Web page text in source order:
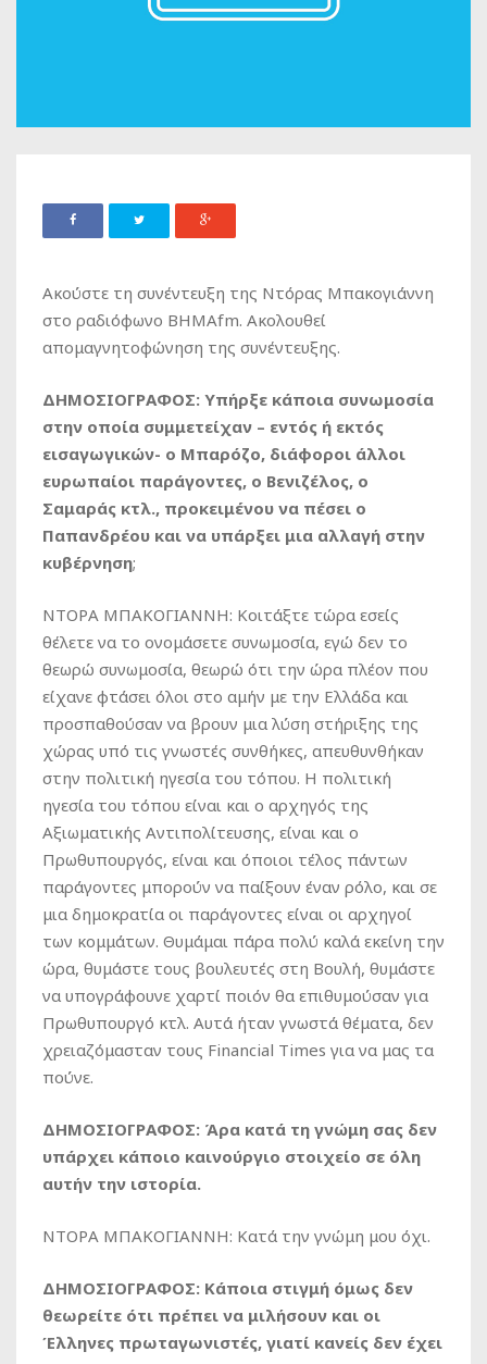
Ακούστε τη συνέντευξη της Ντόρας Μπακογιάννη
στο ραδιόφωνο ΒΗΜΑfm. Ακολουθεί
απομαγνητοφώνηση της συνέντευξης.
ΔΗΜΟΣΙΟΓΡΑΦΟΣ: Υπήρξε κάποια συνωμοσία
στην οποία συμμετείχαν – εντός ή εκτός
εισαγωγικών- ο Μπαρόζο, διάφοροι άλλοι
ευρωπαίοι παράγοντες, ο Βενιζέλος, ο
Σαμαράς κτλ., προκειμένου να πέσει ο
Παπανδρέου και να υπάρξει μια αλλαγή στην
κυβέρνηση;
ΝΤΟΡΑ ΜΠΑΚΟΓΙΑΝΝΗ: Κοιτάξτε τώρα εσείς
θέλετε να το ονομάσετε συνωμοσία, εγώ δεν το
θεωρώ συνωμοσία, θεωρώ ότι την ώρα πλέον που
είχανε φτάσει όλοι στο αμήν με την Ελλάδα και
προσπαθούσαν να βρουν μια λύση στήριξης της
χώρας υπό τις γνωστές συνθήκες, απευθυνθήκαν
στην πολιτική ηγεσία του τόπου. Η πολιτική
ηγεσία του τόπου είναι και ο αρχηγός της
Αξιωματικής Αντιπολίτευσης, είναι και ο
Πρωθυπουργός, είναι και όποιοι τέλος πάντων
παράγοντες μπορούν να παίξουν έναν ρόλο, και σε
μια δημοκρατία οι παράγοντες είναι οι αρχηγοί
των κομμάτων. Θυμάμαι πάρα πολύ καλά εκείνη την
ώρα, θυμάστε τους βουλευτές στη Βουλή, θυμάστε
να υπογράφουνε χαρτί ποιόν θα επιθυμούσαν για
Πρωθυπουργό κτλ. Αυτά ήταν γνωστά θέματα, δεν
χρειαζόμασταν τους Financial Times για να μας τα
πούνε.
ΔΗΜΟΣΙΟΓΡΑΦΟΣ: Άρα κατά τη γνώμη σας δεν
υπάρχει κάποιο καινούργιο στοιχείο σε όλη
αυτήν την ιστορία.
ΝΤΟΡΑ ΜΠΑΚΟΓΙΑΝΝΗ: Κατά την γνώμη μου όχι.
ΔΗΜΟΣΙΟΓΡΑΦΟΣ: Κάποια στιγμή όμως δεν
θεωρείτε ότι πρέπει να μιλήσουν και οι
Έλληνες πρωταγωνιστές, γιατί κανείς δεν έχει